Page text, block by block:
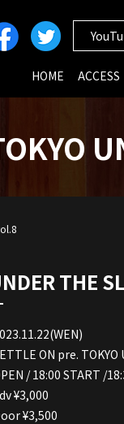
HOME ACCESS
THE
ON pre. TOKYO
/ 18:00 START /
¥3,000
¥3,500